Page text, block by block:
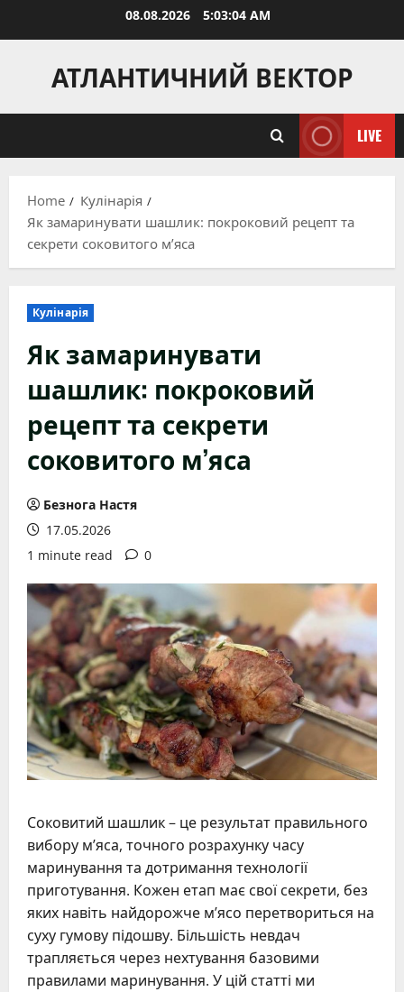
08.08.2026 5:03:06 AM
АТЛАНТИЧНИЙ ВЕКТОР
LIVE
Home
Кулінарія
Як замаринувати шашлик: покроковий рецепт та
секрети соковитого м’яса
Кулінарія
Як замаринувати
шашлик: покроковий
рецепт та секрети
соковитого м’яса
Безнога Настя
17.05.2026
1 minute read
0
Соковитий шашлик – це результат правильного
вибору м’яса, точного розрахунку часу
маринування та дотримання технології
приготування. Кожен етап має свої секрети, без
яких навіть найдорожче м’ясо перетвориться на
суху гумову підошву. Більшість невдач
трапляється через нехтування базовими
правилами маринування. У цій статті ми